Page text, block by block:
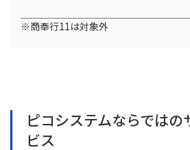
※商奉行11は対象外
ピコシステムならではの
ビス